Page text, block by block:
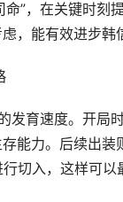
命”，在关键时
，能有效进步韩
发育速度。开局
能力。后续出
切入，这样可以